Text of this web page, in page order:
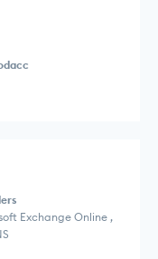
Exchange Online ,